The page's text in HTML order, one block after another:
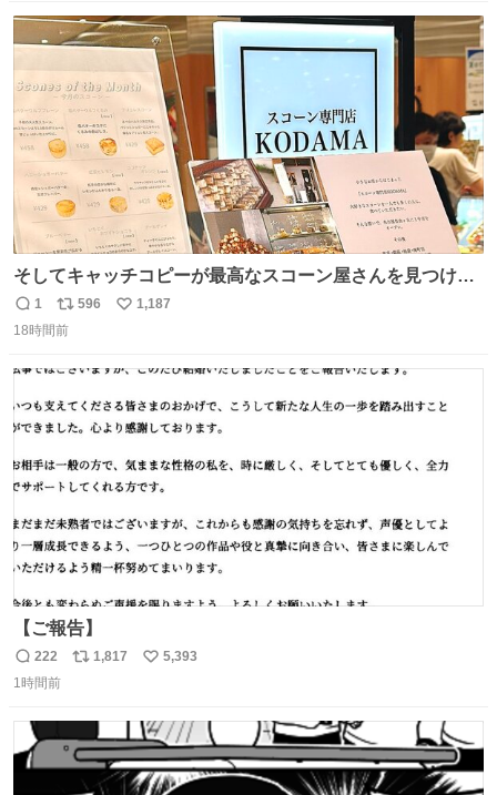
ト
数
数
そしてキャッチコピーが最高なスコーン屋さんを見つけて
しまったので思わず買い込んでしまった。スコーンなんて
パッサパサなほどええですからね。
返
信
1
リ
ポ
数
596
い
1,187
18時間前
【ご報告】
返
信
222
リ
ト
数
1,817
い
数
5,393
1時間前